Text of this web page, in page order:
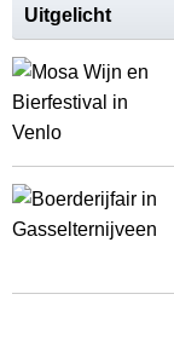
Uitgelicht